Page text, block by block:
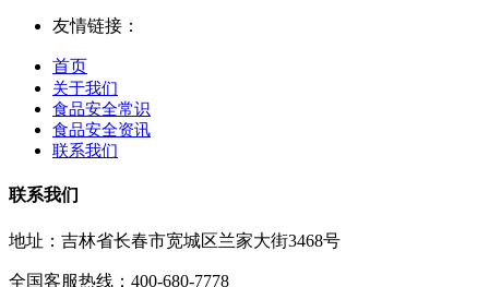
友情链接：
首页
关于我们
食品安全常识
食品安全资讯
联系我们
联系我们
地址：吉林省长春市宽城区兰家大街3468号
全国客服热线：400-680-7778